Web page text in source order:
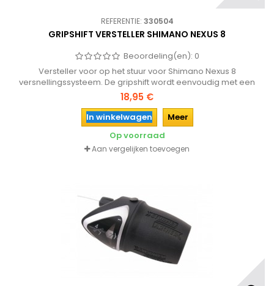
REFERENTIE: 330504
GRIPSHIFT VERSTELLER SHIMANO NEXUS 8
Beoordeling(en): 0
Versteller voor op het stuur voor Shimano Nexus 8
versnellingssysteem. De gripshift wordt eenvoudig met een
inbusbout op het stuur van de fiets gemonteerd en heeft een
helder glaasje met de versnelling waarin de fiets staat.
18,95 €
In winkelwagen
Meer
Op voorraad
Aan vergelijken toevoegen